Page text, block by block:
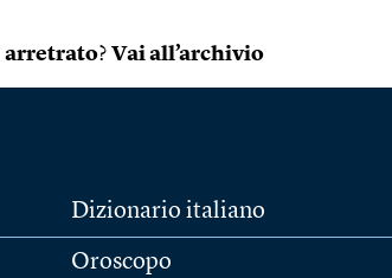
arretrato? Vai all’archivio
Dizionario italiano
Oroscopo